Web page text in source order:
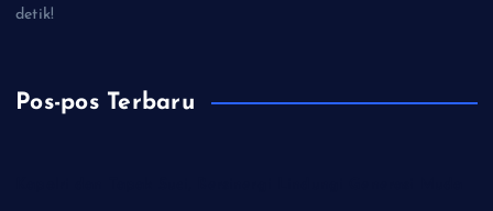
detik!
Pos-pos Terbaru